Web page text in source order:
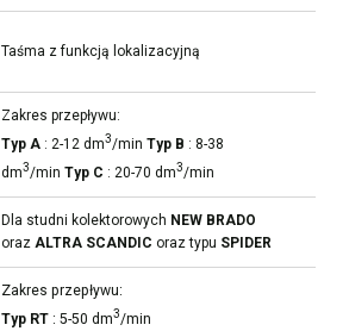
Taśma z funkcją lokalizacyjną
Zakres przepływu:
Typ A : 2-12 dm3/min Typ B : 8-38
dm3/min Typ C : 20-70 dm3/min
Dla studni kolektorowych NEW BRADO
oraz ALTRA SCANDIC oraz typu SPIDER
Zakres przepływu:
Typ RT : 5-50 dm3/min